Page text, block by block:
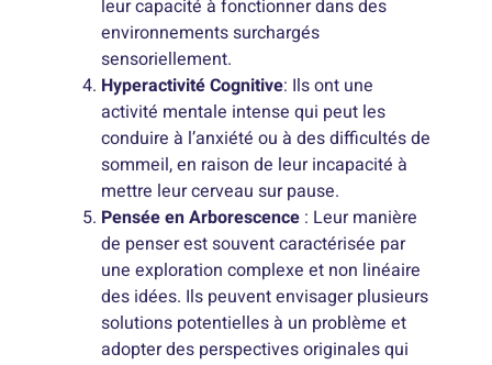
leur capacité à fonctionner dans des
environnements surchargés
sensoriellement.
Hyperactivité Cognitive: Ils ont une
activité mentale intense qui peut les
conduire à l’anxiété ou à des difficultés de
sommeil, en raison de leur incapacité à
mettre leur cerveau sur pause.
Pensée en Arborescence : Leur manière
de penser est souvent caractérisée par
une exploration complexe et non linéaire
des idées. Ils peuvent envisager plusieurs
solutions potentielles à un problème et
adopter des perspectives originales qui